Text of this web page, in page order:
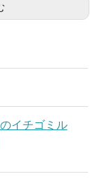
イチゴミル